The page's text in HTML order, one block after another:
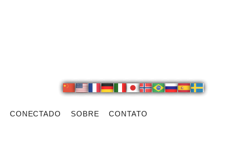
CONECTADO SOBRE CONTATO